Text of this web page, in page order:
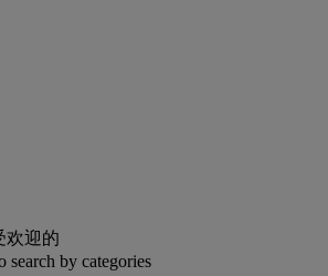
欢迎的
search by categories